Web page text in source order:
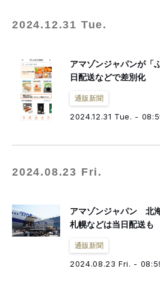
2024.12.31 Tue.
アマゾンジャパンが
日配送などで差別化
通販新聞
2024.12.31 Tue. -
2024.08.23 Fri.
アマゾンジャパン 北
札幌などは当日配送も
通販新聞
2024.08.23 Fri. -